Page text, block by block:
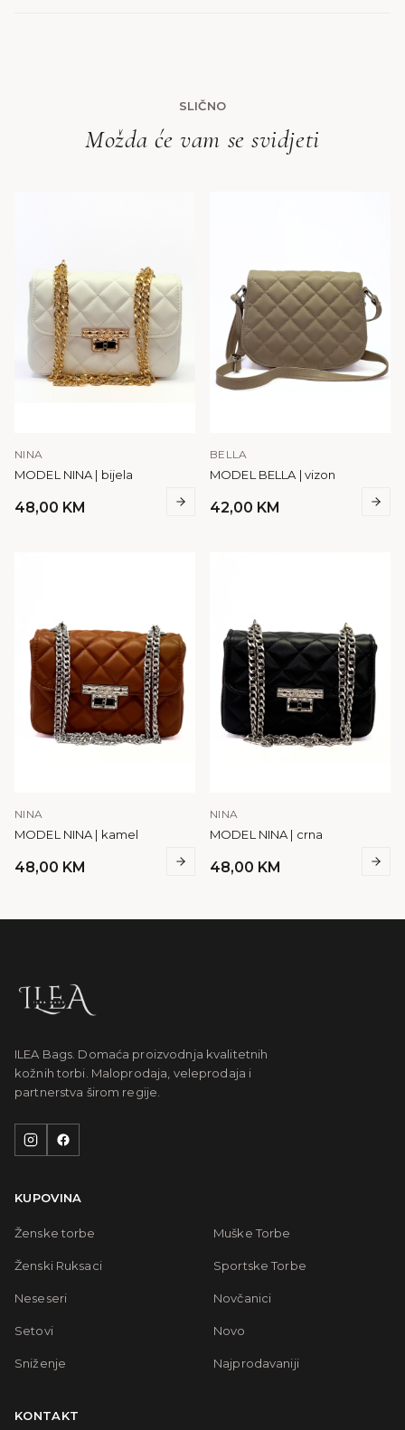
SLIČNO
Možda će vam se svidjeti
NINA
MODEL NINA | bijela
48,00 KM
BELLA
MODEL BELLA | vizon
42,00 KM
NINA
MODEL NINA | kamel
48,00 KM
NINA
MODEL NINA | crna
48,00 KM
ILEA Bags. Domaća proizvodnja kvalitetnih
kožnih torbi. Maloprodaja, veleprodaja i
partnerstva širom regije.
KUPOVINA
Ženske torbe Muške Torbe
Ženski Ruksaci Sportske Torbe
Neseseri Novčanici
Setovi Novo
Sniženje Najprodavaniji
KONTAKT